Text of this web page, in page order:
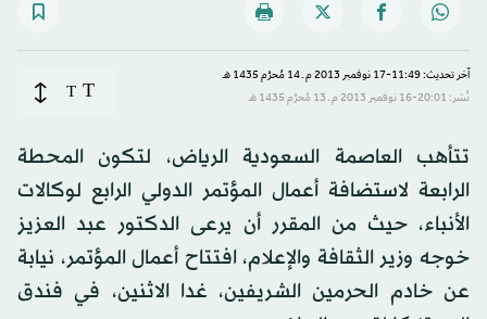
آخر تحديث: 11:49-17 نوفمبر 2013 م ـ 14 مُحرَّم 1435 هـ
نُشر: 20:01-16 نوفمبر 2013 م ـ 13 مُحرَّم 1435 هـ
T
T
تتأهب العاصمة السعودية الرياض، لتكون المحطة
الرابعة لاستضافة أعمال المؤتمر الدولي الرابع لوكالات
الأنباء، حيث من المقرر أن يرعى الدكتور عبد العزيز
خوجه وزير الثقافة والإعلام، افتتاح أعمال المؤتمر، نيابة
عن خادم الحرمين الشريفين، غدا الاثنين، في فندق